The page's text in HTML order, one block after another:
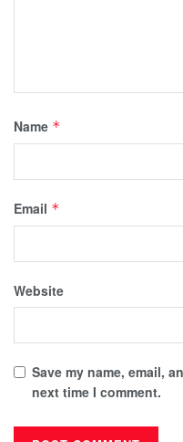
Name *
Email *
Website
Save my name, email,
next time I comment.